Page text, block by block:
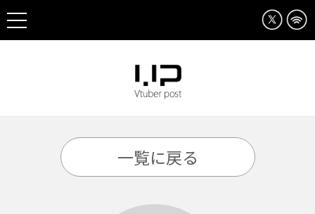
一覧に戻る